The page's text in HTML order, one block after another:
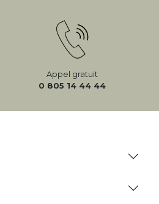
Appel gratuit
0 805 14 44 44